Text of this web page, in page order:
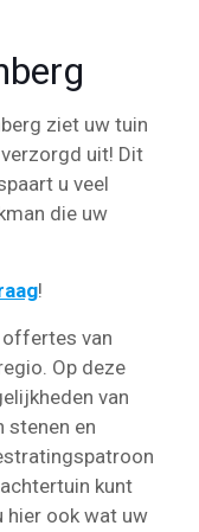
ziet uw tuin
uit! Dit
u veel
die uw
!
van
Op deze
van
stenen en
kunt
hier ook wat uw